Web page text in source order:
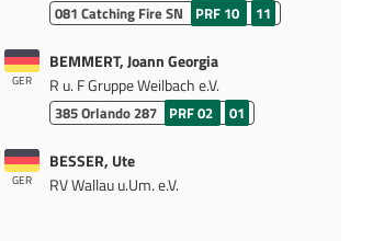
081 Catching Fire SN PRF 10 11
GER
BEMMERT, Joann Georgia
R u. F Gruppe Weilbach e.V.
385Orlando 287 PRF 02 01
GER
BESSER, Ute
RV Wallau u.Um. e.V.